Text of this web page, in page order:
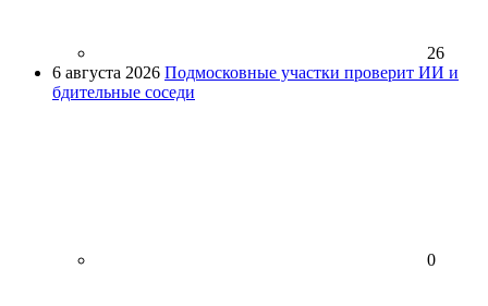
26
6 августа 2026 Подмосковные участки проверит ИИ и
бдительные соседи
0